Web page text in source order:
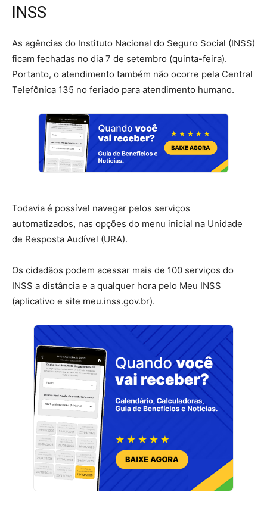
INSS
As agências do Instituto Nacional do Seguro Social (INSS)
ficam fechadas no dia 7 de setembro (quinta-feira).
Portanto, o atendimento também não ocorre pela Central
Telefônica 135 no feriado para atendimento humano.
Todavia é possível navegar pelos serviços
automatizados, nas opções do menu inicial na Unidade
de Resposta Audível (URA).
Os cidadãos podem acessar mais de 100 serviços do
INSS a distância e a qualquer hora pelo Meu INSS
(aplicativo e site meu.inss.gov.br).